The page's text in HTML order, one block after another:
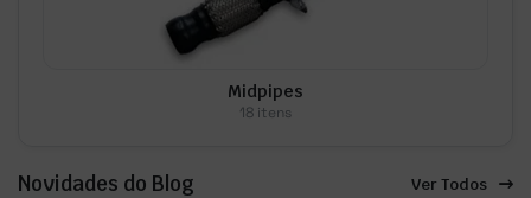
Midpipes
18 itens
Novidades do Blog Ver Todos